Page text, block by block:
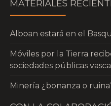
MATERIALES
Alboan estará en el
Móviles por la Tierra
sociedades públicas
Minería ¿bonanza o